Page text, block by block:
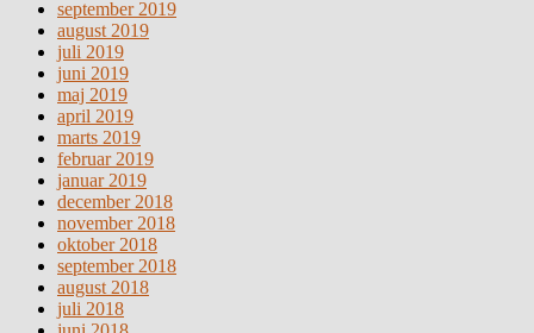
september 2019
august 2019
juli 2019
juni 2019
maj 2019
april 2019
marts 2019
februar 2019
januar 2019
december 2018
november 2018
oktober 2018
september 2018
august 2018
juli 2018